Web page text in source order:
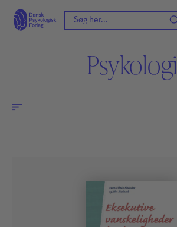
Psykologi